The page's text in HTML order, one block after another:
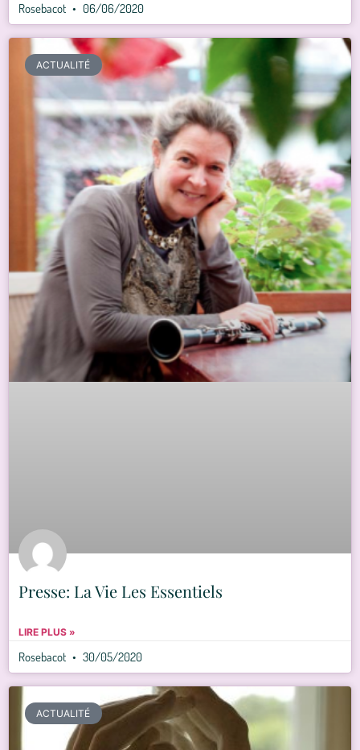
Rosebacot 06/06/2020
ACTUALITÉ
Presse: La Vie Les Essentiels
LIRE PLUS »
Rosebacot 30/05/2020
ACTUALITÉ